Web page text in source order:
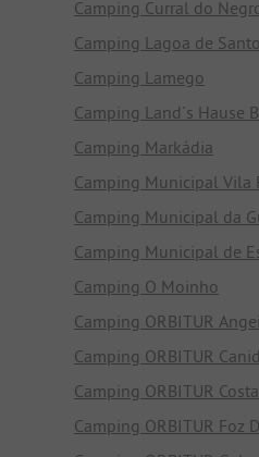
Camping Curral do
Camping Lagoa de
Camping Lamego
Camping Land´s Hause
Camping Markádia
Camping Municipal Vila
Camping Municipal da
Camping Municipal de
Camping O Moinho
Camping ORBITUR
Camping ORBITUR
Camping ORBITUR
Camping ORBITUR Foz